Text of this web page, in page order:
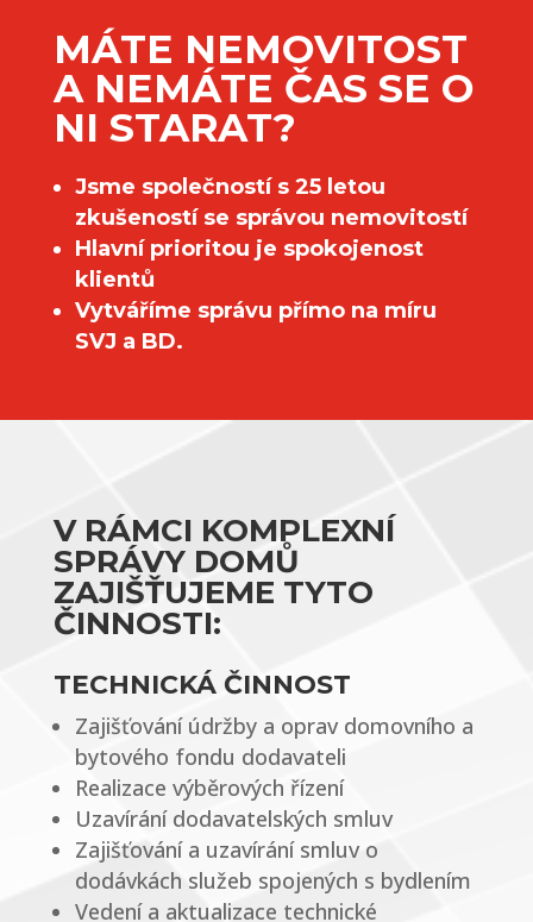
MÁTE NEMOVITOST
A NEMÁTE ČAS SE O
NI STARAT?
Jsme společností s 25 letou
zkušeností se správou nemovitostí
Hlavní prioritou je spokojenost
klientů
Vytváříme správu přímo na míru
SVJ a BD.
V RÁMCI KOMPLEXNÍ
SPRÁVY DOMŮ
ZAJIŠŤUJEME TYTO
ČINNOSTI:
TECHNICKÁ ČINNOST
Zajišťování údržby a oprav domovního a
bytového fondu dodavateli
Realizace výběrových řízení
Uzavírání dodavatelských smluv
Zajišťování a uzavírání smluv o
dodávkách služeb spojených s bydlením
Vedení a aktualizace technické